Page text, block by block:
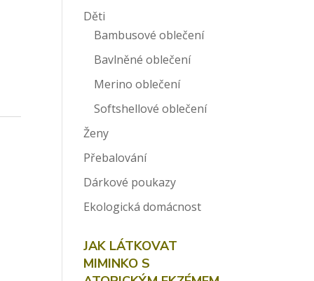
Děti
Bambusové oblečení
Bavlněné oblečení
Merino oblečení
Softshellové oblečení
Ženy
Přebalování
Dárkové poukazy
Ekologická domácnost
JAK LÁTKOVAT
MIMINKO S